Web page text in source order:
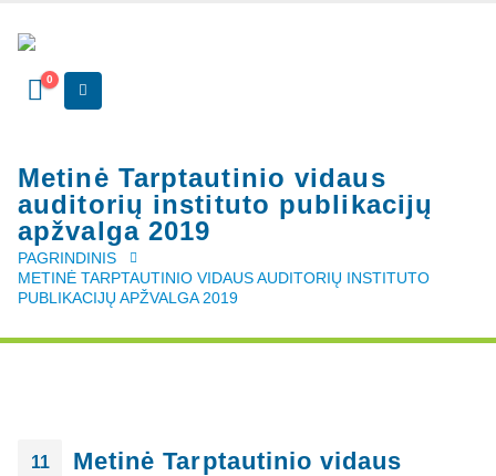
0
Metinė Tarptautinio vidaus
auditorių instituto publikacijų
apžvalga 2019
PAGRINDINIS
METINĖ TARPTAUTINIO VIDAUS AUDITORIŲ INSTITUTO
PUBLIKACIJŲ APŽVALGA 2019
11
Metinė Tarptautinio vidaus